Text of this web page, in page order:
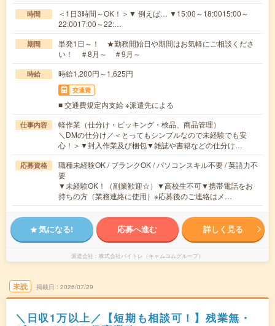
時間
＜1日3時間～OK！＞▼ 例えば… ▼15:00～18:0015:00～
22:0017:00～22:…
期間
単発1日～！ ★勤務開始日や期間はお気軽にご相談くださ
い！ ＃8月～ ＃9月～
時給 時給1,200円～1,625円
交通費
■ 交通費規定内支給 ※派遣先による
仕事内容
軽作業（仕分け・ピッキング・検品、商品管理）
＼DMの仕分け／＜とってもシンプルなので未経験でも安
心！＞▼封入作業及び梱包▼雑誌や書籍などの仕分け…
応募資格
職種未経験OK / ブランクOK / パソコンスキル不要 / 英語力不
要
▼未経験OK！（副業歓迎☆）▼高校生不可▼携帯電話をお
持ちの方（業務連絡に使用）※応募後のご連絡はメ…
気になる! 応募へ進む 詳しく見る
派遣会社 株式会社バイトレ（キャムコムグループ）
未読 掲載日 2026/07/29
＼日収1万以上／【短期も相談可！】残業無・